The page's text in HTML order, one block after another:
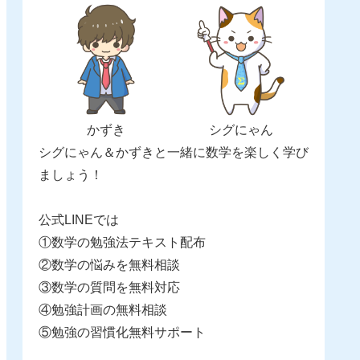
かずき
シグにゃん
シグにゃん＆かずきと一緒に数学を楽しく学び
ましょう！
公式LINEでは
①数学の勉強法テキスト配布
②数学の悩みを無料相談
③数学の質問を無料対応
④勉強計画の無料相談
⑤勉強の習慣化無料サポート